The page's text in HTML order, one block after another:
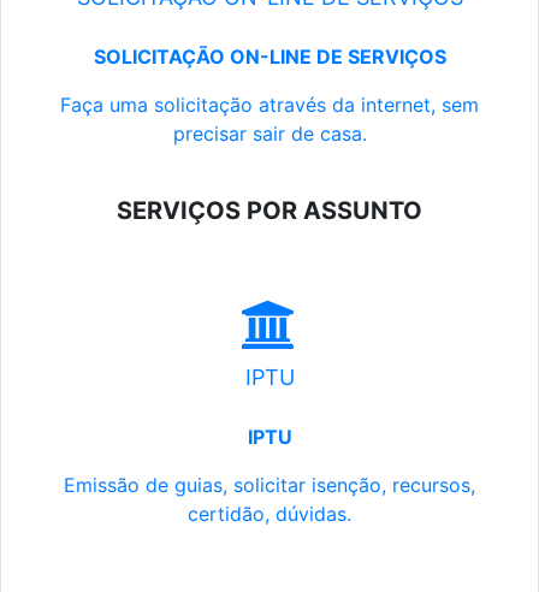
SOLICITAÇÃO ON-LINE DE SERVIÇOS
Faça uma solicitação através da internet, sem
precisar sair de casa.
SERVIÇOS POR ASSUNTO
IPTU
IPTU
Emissão de guias, solicitar isenção, recursos,
certidão, dúvidas.